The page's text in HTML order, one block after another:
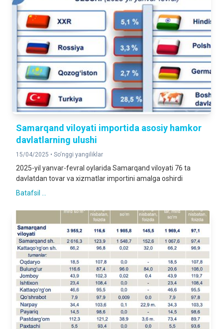
Samarqand viloyati importida asosiy hamkor
davlatlarning ulushi
15/04/2025 • So‘nggi yangiliklar
2025-yil yanvar-fevral oylarida Samarqand viloyati 76 ta
davlatdan tovar va xizmatlar importini amalga oshirdi
Batafsil ...